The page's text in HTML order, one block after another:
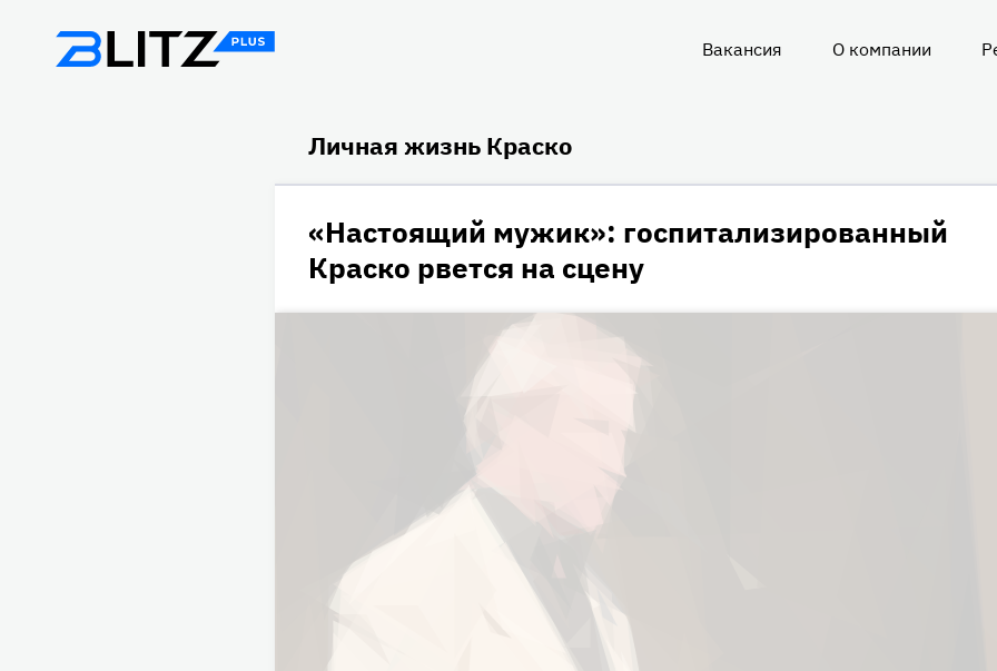
Вакансия О компании
Личная жизнь Краско
«Настоящий мужик»: госпитализированный
Краско рвется на сцену